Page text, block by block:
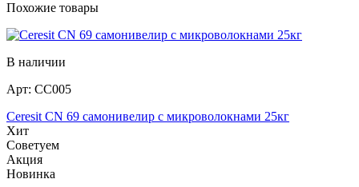
Похожие товары
В наличии
Арт: СС005
Ceresit CN 69 самонивелир с микроволокнами 25кг
Хит
Советуем
Акция
Новинка